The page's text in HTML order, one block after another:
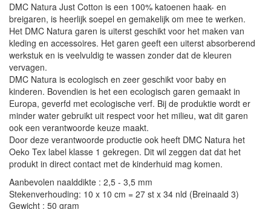
DMC Natura Just Cotton is een 100% katoenen haak- en
breigaren, is heerlijk soepel en gemakelijk om mee te werken.
Het DMC Natura garen is uiterst geschikt voor het maken van
kleding en accessoires. Het garen geeft een uiterst absorberend
werkstuk en is veelvuldig te wassen zonder dat de kleuren
vervagen.
DMC Natura is ecologisch en zeer geschikt voor baby en
kinderen. Bovendien is het een ecologisch garen gemaakt in
Europa, geverfd met ecologische verf. Bij de produktie wordt er
minder water gebruikt uit respect voor het milieu, wat dit garen
ook een verantwoorde keuze maakt.
Door deze verantwoorde productie ook heeft DMC Natura het
Oeko Tex label klasse 1 gekregen. Dit wil zeggen dat dat het
produkt in direct contact met de kinderhuid mag komen.
Aanbevolen naalddikte : 2,5 - 3,5 mm
Stekenverhouding: 10 x 10 cm = 27 st x 34 nld (Breinaald 3)
Gewicht : 50 gram